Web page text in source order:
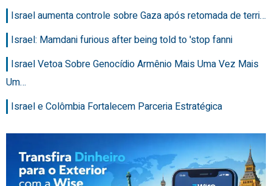
Israel aumenta controle sobre Gaza após retomada de terri…
Israel: Mamdani furious after being told to 'stop fanni
Israel Vetoa Sobre Genocídio Armênio Mais Uma Vez Mais
Um…
Israel e Colômbia Fortalecem Parceria Estratégica